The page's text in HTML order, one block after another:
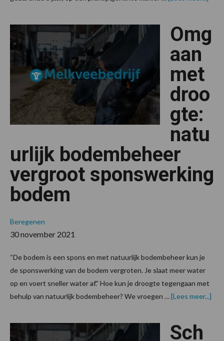
Omg
aan
met
droo
gte:
natu
urlijk bodembeheer
vergroot sponswerking
bodem
Beregenen
30 november 2021
“De bodem is een spons en met natuurlijk bodembeheer kun je
de sponswerking van de bodem vergroten. Je slaat meer water
op en voert sneller water af.” Hoe kun je droogte tegengaan met
behulp van natuurlijk bodembeheer? We vroegen …[Lees meer...]
Sch